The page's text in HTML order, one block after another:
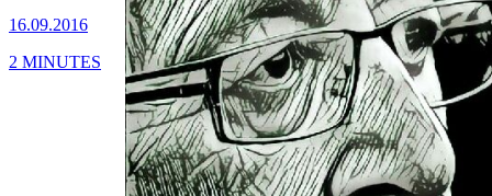
16.09.2016
2 MINUTES